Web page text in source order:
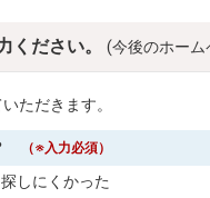
ください。 (今後のホーム
ただきます。
（※入力必須）
探しにくかった